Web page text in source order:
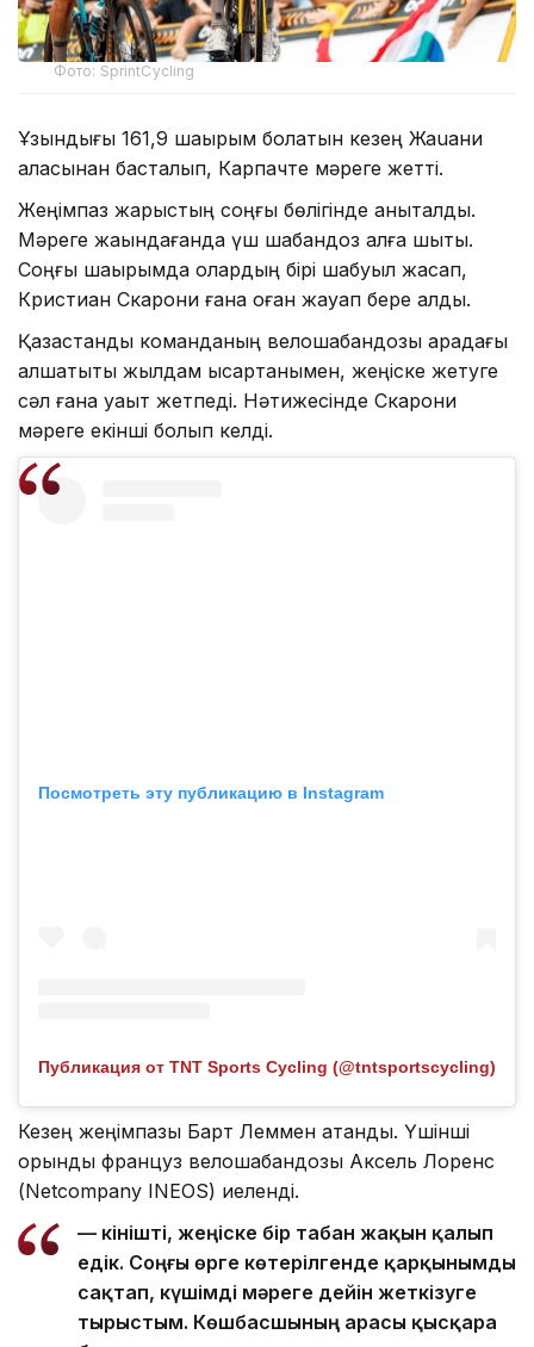
Фото: SprintCycling
Ұзындығы 161,9 шақырым болатын кезең Жаuани
қаласынан басталып, Карпачте мәреге жетті.
Жеңімпаз жарыстың соңғы бөлігінде анықталды.
Мәреге жақындағанда үш шабандоз алға шықты.
Соңғы шақырымда олардың бірі шабуыл жасап,
Кристиан Скарони ғана оған жауап бере алды.
Қазақстандық команданың велошабандозы арадағы
алшақтықты жылдам қысқартқанымен, жеңіске жетуге
сәл ғана уақыт жетпеді. Нәтижесінде Скарони
мәреге екінші болып келді.
Посмотреть эту публикацию в Instagram
Публикация от TNT Sports Cycling (@tntsportscycling)
Кезең жеңімпазы Барт Леммен атанды. Үшінші
орынды француз велошабандозы Аксель Лоренс
(Netcompany INEOS) иеленді.
— Өкінішті, жеңіске бір табан жақын қалып
едік. Соңғы өрге көтерілгенде қарқынымды
сақтап, күшімді мәреге дейін жеткізуге
тырыстым. Көшбасшының арасы қысқара